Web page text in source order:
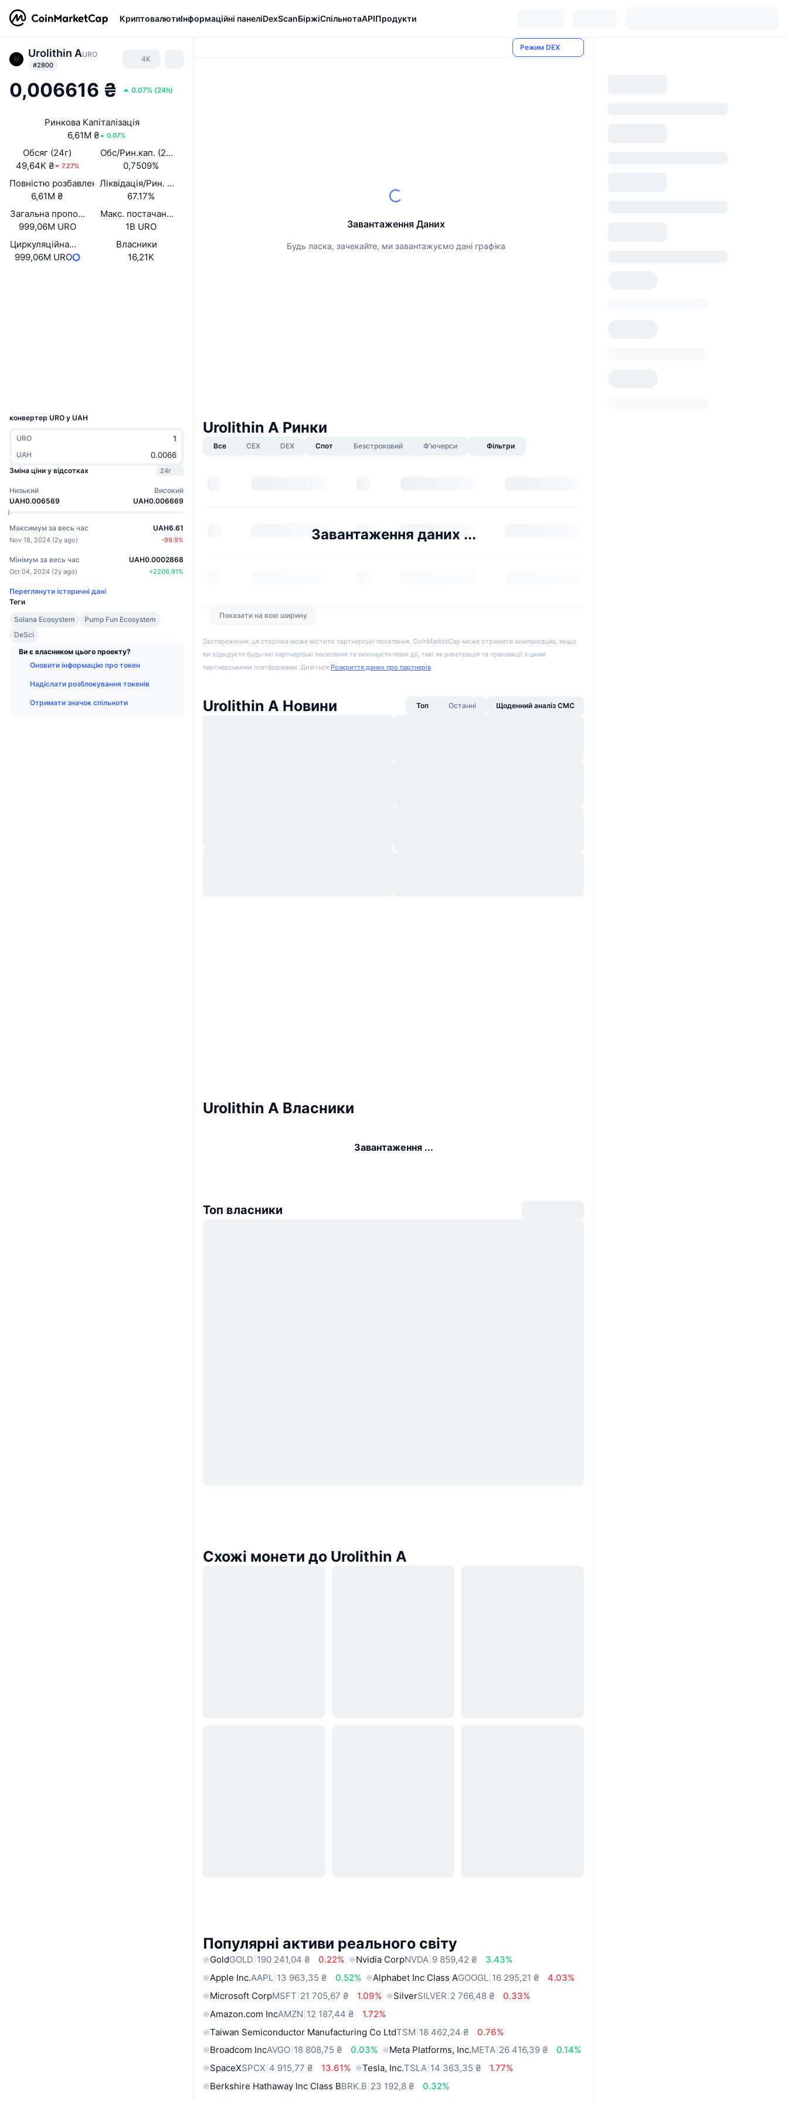
КриптовалютиІнформаційні панеліDexScanБіржіСпільнотаAPIПродукти
Urolithin AURO
#2800
4K
0,006616 ₴ 0.07% (24h)
Ринкова Капіталізація
6,61M ₴
0.07%
Обсяг (24г)
49,64K ₴
7.27%
Обс/Рин.кап. (24 год.)
0,7509%
Повністю розбавлена вартість (FDV)
6,61M ₴
Ліквідація/Рин. кап.
67.17%
Загальна пропозиція
999,06M URO
Макс. постачання
1B URO
Циркуляційна пропозиція
999,06M URO
Власники
16,21K
конвертер URO у UAH
URO
UAH
Зміна ціни у відсотках
24г
Низький
UAH0.006569
Високий
UAH0.006669
Максимум за весь час
Nov 18, 2024 (2y ago)
UAH6.61
-99.9%
Мінімум за весь час
Oct 04, 2024 (2y ago)
UAH0.0002868
+2206.91%
Переглянути історичні дані
Теги
Solana Ecosystem
Pump Fun Ecosystem
DeSci
Ви є власником цього проекту?
Оновити інформацію про токен
Надіслати розблокування токенів
Отримати значок спільноти
Режим DEX
Завантаження Даних
Будь ласка, зачекайте, ми завантажуємо дані графіка
Urolithin A Ринки
Все CEX DEX Спот Безстроковий Ф'ючерси Фільтри
Завантаження даних ...
Показати на всю ширину
Застереження: ця сторінка може містити партнерські посилання. CoinMarketCap може отримати компенсацію, якщо
ви відвідуєте будь-які партнерські посилання та виконуєте певні дії, такі як реєстрація та транзакції з цими
партнерськими платформами. Дивіться Розкриття даних про партнерів.
Urolithin A Новини Топ Останні Щоденний аналіз CMC
Urolithin A Власники
Завантаження ...
Топ власники
Схожі монети до Urolithin A
Популярні активи реального світу
GoldGOLD 190 241,04 ₴ 0.22% Nvidia CorpNVDA 9 859,42 ₴
3.43%
Apple Inc.AAPL 13 963,35 ₴ 0.52% Alphabet Inc Class AGOOGL 16 295,21 ₴
4.03%
Microsoft CorpMSFT 21 705,67 ₴ 1.09% SilverSILVER 2 766,48 ₴
0.33%
Amazon.com IncAMZN 12 187,44 ₴
1.72%
Taiwan Semiconductor Manufacturing Co LtdTSM 18 462,24 ₴
0.76%
Broadcom IncAVGO 18 808,75 ₴ 0.03% Meta Platforms, Inc.META 26 416,39 ₴
0.14%
SpaceXSPCX 4 915,77 ₴ 13.61% Tesla, Inc.TSLA 14 363,35 ₴
1.77%
Berkshire Hathaway Inc Class BBRK.B 23 192,8 ₴
0.32%